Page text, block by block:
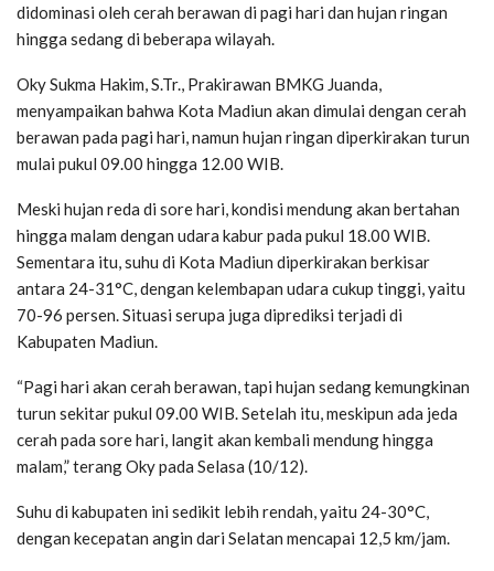
didominasi oleh cerah berawan di pagi hari dan hujan ringan
hingga sedang di beberapa wilayah.
Oky Sukma Hakim, S.Tr., Prakirawan BMKG Juanda,
menyampaikan bahwa Kota Madiun akan dimulai dengan cerah
berawan pada pagi hari, namun hujan ringan diperkirakan turun
mulai pukul 09.00 hingga 12.00 WIB.
Meski hujan reda di sore hari, kondisi mendung akan bertahan
hingga malam dengan udara kabur pada pukul 18.00 WIB.
Sementara itu, suhu di Kota Madiun diperkirakan berkisar
antara 24-31°C, dengan kelembapan udara cukup tinggi, yaitu
70-96 persen. Situasi serupa juga diprediksi terjadi di
Kabupaten Madiun.
“Pagi hari akan cerah berawan, tapi hujan sedang kemungkinan
turun sekitar pukul 09.00 WIB. Setelah itu, meskipun ada jeda
cerah pada sore hari, langit akan kembali mendung hingga
malam,” terang Oky pada Selasa (10/12).
Suhu di kabupaten ini sedikit lebih rendah, yaitu 24-30°C,
dengan kecepatan angin dari Selatan mencapai 12,5 km/jam.